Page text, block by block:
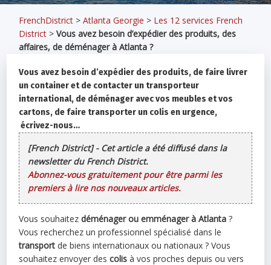
FrenchDistrict >Atlanta Georgie > Les 12 services French
District >Vous avez besoin d’expédier des produits, des
affaires, de déménager à Atlanta ?
Vous avez besoin d’expédier des produits, de faire livrer
un container et de contacter un transporteur
international, de déménager avec vos meubles et vos
cartons, de faire transporter un colis en urgence,
écrivez-nous…
[French District] - Cet article a été diffusé dans la
newsletter du French District.
Abonnez-vous gratuitement pour être parmi les
premiers à lire nos nouveaux articles.
Vous souhaitezdéménager ou emménager à Atlanta ?
Vous recherchez un professionnel spécialisé dans le
transport de biens internationaux ou nationaux ? Vous
souhaitez envoyer descolis à vos proches depuis ou vers